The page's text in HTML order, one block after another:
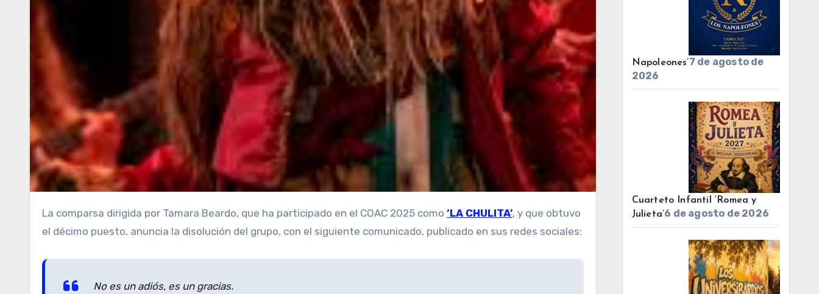
La comparsa dirigida por Tamara Beardo, que ha participado en el COAC 2025 como ‘LA CHULITA’, y que obtuvo
el décimo puesto, anuncia la disolución del grupo, con el siguiente comunicado, publicado en sus redes sociales:
No es un adiós, es un gracias.
Napoleones’7 de agosto de
2026
Cuarteto Infantil ‘Romea y
Julieta’6 de agosto de 2026